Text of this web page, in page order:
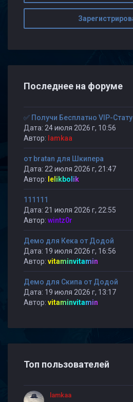
Последнее на форуме
✅ Получи Бесплатно VIP-
Дата: 24 июля 2026 г, 10:56
Автор: lamkaa
от bratan для Шкипера
Дата: 22 июля 2026 г, 21:47
Автор: lelikbolik
111111
Дата: 21 июля 2026 г, 22:55
Автор: wintz0r
Демо для Кека от Додой
Дата: 19 июля 2026 г, 16:56
Автор: vitaminvitamin
Демо для Скипа от Додой
Дата: 19 июля 2026 г, 13:17
Автор: vitaminvitamin
Топ пользователей
lamkaa